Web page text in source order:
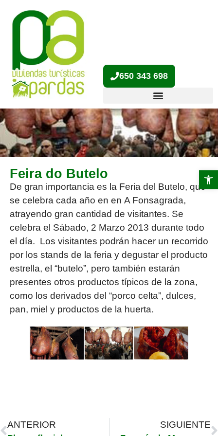
650 343 698
Feira do Butelo
De gran importancia es la Feria del Butelo, que
se celebra cada año en en A Fonsagrada,
atrayendo gran cantidad de visitantes. Se
celebra el Sábado, 2 Marzo 2013 durante todo
el día. Los visitantes podrán hacer un recorrido
por los stands de la feria y degustar el producto
estrella, el “butelo”, pero también estarán
presentes otros productos típicos de la zona,
como los derivados del “porco celta”, dulces,
pan, miel y productos de la huerta.
ANTERIOR SIGUIENTE
Abrir